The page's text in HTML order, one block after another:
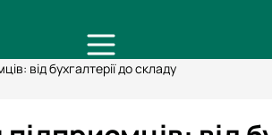
від бухгалтерії до складу